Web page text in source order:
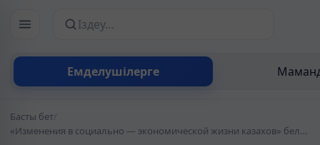
Емделушілерге
Сайттан іздеу
Басты бет/
«Изменения в социально — экономической жизни казахов» белгісіндегі материалдар